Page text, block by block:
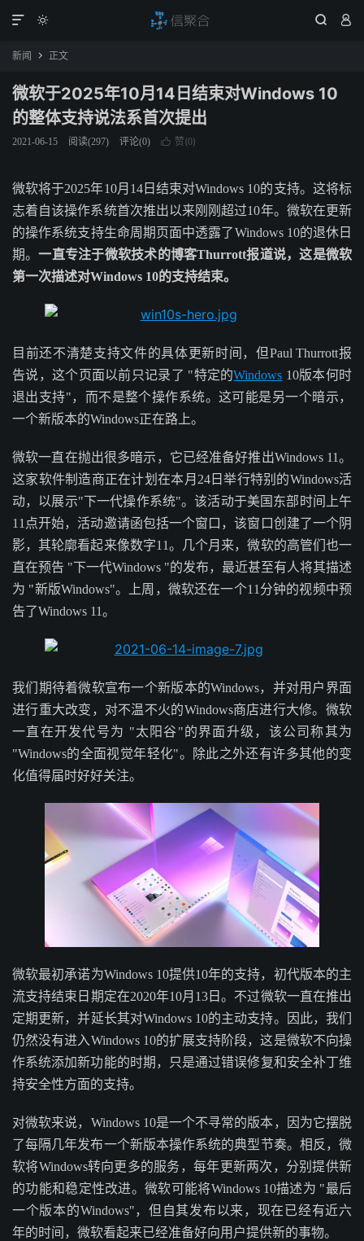
  

新闻  正文
微软于2025年10月14日结束对Windows 10
的整体支持说法系首次提出
2021-06-15 阅读(297) 评论(0)  赞(0)
微软将于2025年10月14日结束对Windows 10的支持。这将标
志着自该操作系统首次推出以来刚刚超过10年。微软在更新
的操作系统支持生命周期页面中透露了Windows 10的退休日
期。一直专注于微软技术的博客Thurrott报道说，这是微软
第一次描述对Windows 10的支持结束。
目前还不清楚支持文件的具体更新时间，但Paul Thurrott报
告说，这个页面以前只记录了 "特定的Windows 10版本何时
退出支持"，而不是整个操作系统。这可能是另一个暗示，
一个新版本的Windows正在路上。
微软一直在抛出很多暗示，它已经准备好推出Windows 11。
这家软件制造商正在计划在本月24日举行特别的Windows活
动，以展示"下一代操作系统"。该活动于美国东部时间上午
11点开始，活动邀请函包括一个窗口，该窗口创建了一个阴
影，其轮廓看起来像数字11。几个月来，微软的高管们也一
直在预告 "下一代Windows "的发布，最近甚至有人将其描述
为 "新版Windows"。上周，微软还在一个11分钟的视频中预
告了Windows 11。
我们期待着微软宣布一个新版本的Windows，并对用户界面
进行重大改变，对不温不火的Windows商店进行大修。微软
一直在开发代号为 "太阳谷"的界面升级，该公司称其为
"Windows的全面视觉年轻化"。除此之外还有许多其他的变
化值得届时好好关注。
微软最初承诺为Windows 10提供10年的支持，初代版本的主
流支持结束日期定在2020年10月13日。不过微软一直在推出
定期更新，并延长其对Windows 10的主动支持。因此，我们
仍然没有进入Windows 10的扩展支持阶段，这是微软不向操
作系统添加新功能的时期，只是通过错误修复和安全补丁维
持安全性方面的支持。
对微软来说，Windows 10是一个不寻常的版本，因为它摆脱
了每隔几年发布一个新版本操作系统的典型节奏。相反，微
软将Windows转向更多的服务，每年更新两次，分别提供新
的功能和稳定性改进。微软可能将Windows 10描述为 "最后
一个版本的Windows"，但自其发布以来，现在已经有近六
年的时间，微软看起来已经准备好向用户提供新的事物。